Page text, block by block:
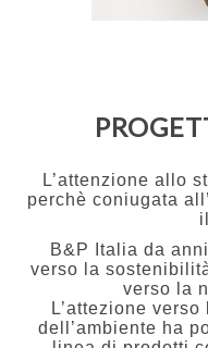
L’attenzione allo
perchè coniugata
B&P Italia da
verso la
verso la
L’attezione
dell’ambiente ha